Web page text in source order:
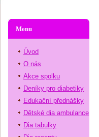
Menu
Úvod
O nás
Akce spolku
Deníky pro diabetiky
Edukační přednášky
Dětské dia ambulance
Dia tabulky